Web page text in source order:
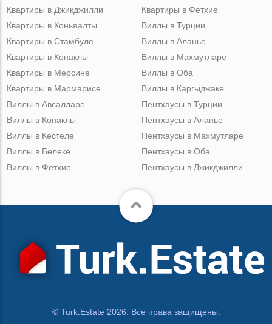
Квартиры в Джикджилли
Квартиры в Фетхие
Квартиры в Коньяалты
Квартиры в Стамбуле
Квартиры в Конаклы
Квартиры в Мерсине
Квартиры в Мармарисе
Виллы в Турции
Виллы в Аланье
Виллы в Махмутларе
Виллы в Оба
Виллы в Каргыджаке
Виллы в Авсалларе
Виллы в Конаклы
Виллы в Кестеле
Виллы в Белеке
Виллы в Фетхие
Пентхаусы в Турции
Пентхаусы в Аланье
Пентхаусы в Махмутларе
Пентхаусы в Оба
Пентхаусы в Джикджилли
© Turk.Estate 2026. Все права защищены.